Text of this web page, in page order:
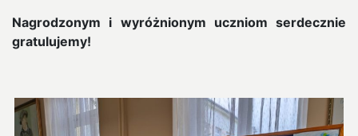
Nagrodzonym i wyróżnionym uczniom serdecznie
gratulujemy!